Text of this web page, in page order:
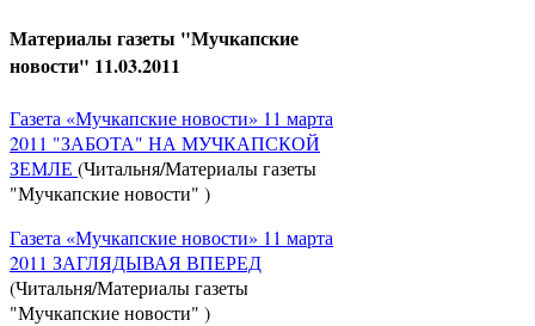
Материалы газеты "Мучкапские
новости" 11.03.2011
Газета «Мучкапские новости» 11 марта
2011 "ЗАБОТА" НА МУЧКАПСКОЙ
ЗЕМЛЕ (Читальня/Материалы газеты
"Мучкапские новости" )
Газета «Мучкапские новости» 11 марта
2011 ЗАГЛЯДЫВАЯ ВПЕРЕД
(Читальня/Материалы газеты
"Мучкапские новости" )